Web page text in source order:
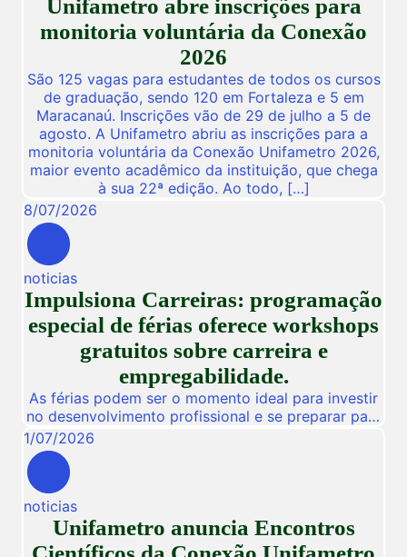
Unifametro abre inscrições para
monitoria voluntária da Conexão
2026
São 125 vagas para estudantes de todos os cursos
de graduação, sendo 120 em Fortaleza e 5 em
Maracanaú. Inscrições vão de 29 de julho a 5 de
agosto. A Unifametro abriu as inscrições para a
monitoria voluntária da Conexão Unifametro 2026,
maior evento acadêmico da instituição, que chega
à sua 22ª edição. Ao todo, […]
8/07/2026
noticias
Impulsiona Carreiras: programação
especial de férias oferece workshops
gratuitos sobre carreira e
empregabilidade.
As férias podem ser o momento ideal para investir
no desenvolvimento profissional e se preparar para
novas oportunidades no mercado de trabalho.
Pensando nisso, a Unifametro Carreiras promoverá,
de 27 a 31 de julho, o Impulsiona Carreiras, uma
programação especial de férias composta por
workshops online e gratuitos voltados para alunos,
egressos e público interessado. […]
1/07/2026
noticias
Unifametro anuncia Encontros